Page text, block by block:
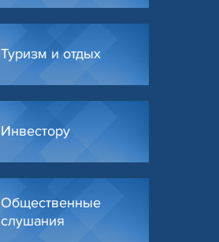
Туризм и отдых
Инвестору
Общественные
слушания